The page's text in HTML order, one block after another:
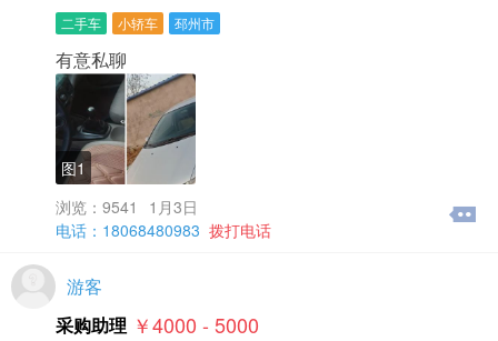
二手车 小轿车 邳州市
有意私聊
图1
浏览：9541
1月3日
电话：18068480983 拨打电话
游客
采购助理 ￥4000 - 5000